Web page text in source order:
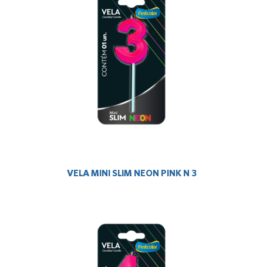
VELA MINI SLIM NEON PINK N 3